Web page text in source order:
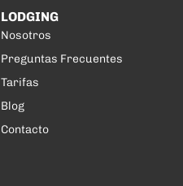
LODGING
Nosotros
Preguntas Frecuentes
Tarifas
Blog
Contacto